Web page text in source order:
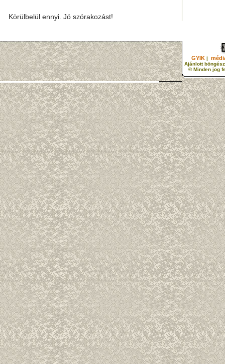
Körülbelül ennyi. Jó szórakozást!
GYIK |
Ajánlott
© Minden jog